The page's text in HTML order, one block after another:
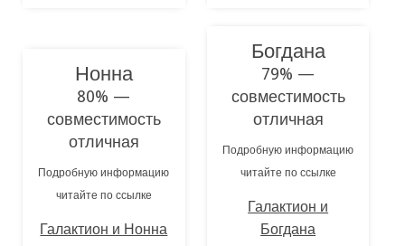
Нонна
80% —
совместимость
отличная
Подробную информацию
читайте по ссылке
Галактион и Нонна
Богдана
79% —
совместимость
отличная
Подробную информацию
читайте по ссылке
Галактион и
Богдана